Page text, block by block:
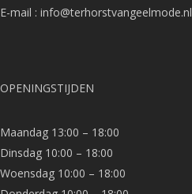
E-mail : info@terhorstvangeelmode.nl
OPENINGSTIJDEN
Maandag 13:00 – 18:00
Dinsdag 10:00 – 18:00
Woensdag 10:00 – 18:00